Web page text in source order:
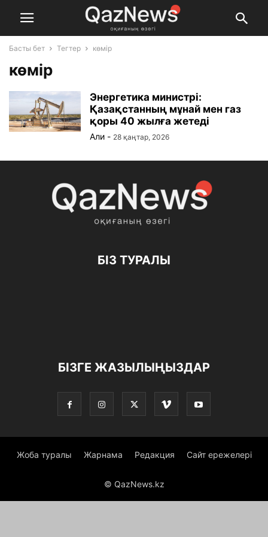
Басты бет Тегтер көмір
көмір
Энергетика министрі:
Қазақстанның мұнай мен газ
қоры 40 жылға жетеді
Али - 28 қаңтар, 2026
БІЗ ТУРАЛЫ
БІЗГЕ ЖАЗЫЛЫҢЫЗДАР
Жоба туралы Жарнама Редакция Сайт ережелері
© QazNews.kz